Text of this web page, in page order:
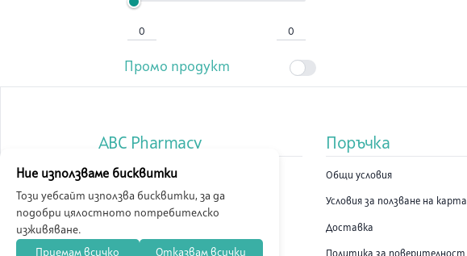
Хигиена
Медицински консумативи
дезинфекция
Промо продукт
ABC Pharmacy
За Нас
Новини
Поръчка
Общи условия
Условия за ползване на карта
Доставка
Ние използваме бисквитки
Този уебсайт използва бисквитки, за да
подобри цялостното потребителско
изживяване.
Приемам всичко
Отказвам всички